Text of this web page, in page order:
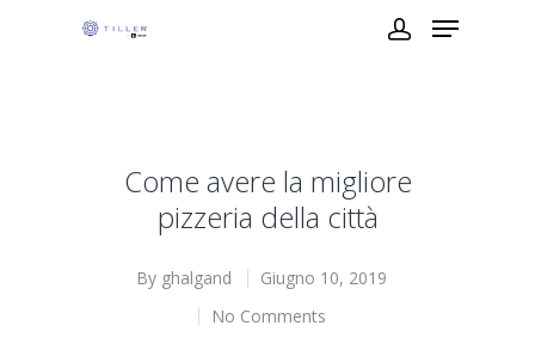
Come avere la migliore
pizzeria della città
By ghalgand
Giugno 10, 2019
No Comments